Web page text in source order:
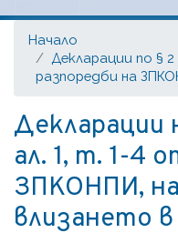
Начало
Декларации по §
разпоредби на
Декларации
ал. 1, т. 1-4
ЗПКОНПИ,
влизането в